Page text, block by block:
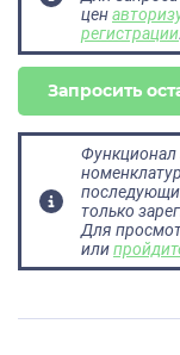
цен
регистрации.
Запросить
Функционал
только
Для
или